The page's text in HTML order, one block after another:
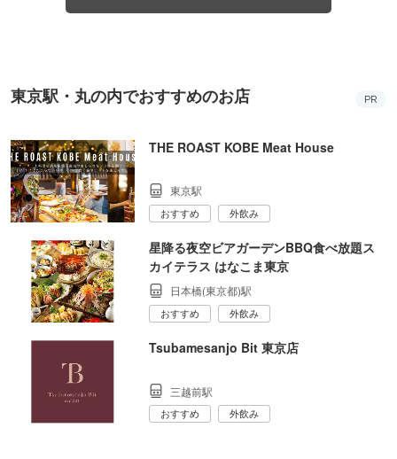
東京駅・丸の内でおすすめのお店 PR
THE ROAST KOBE Meat House
東京駅
おすすめ 外飲み
星降る夜空ビアガーデンBBQ食べ放題ス
カイテラス はなこま東京
日本橋(東京都)駅
おすすめ 外飲み
Tsubamesanjo Bit 東京店
三越前駅
おすすめ 外飲み